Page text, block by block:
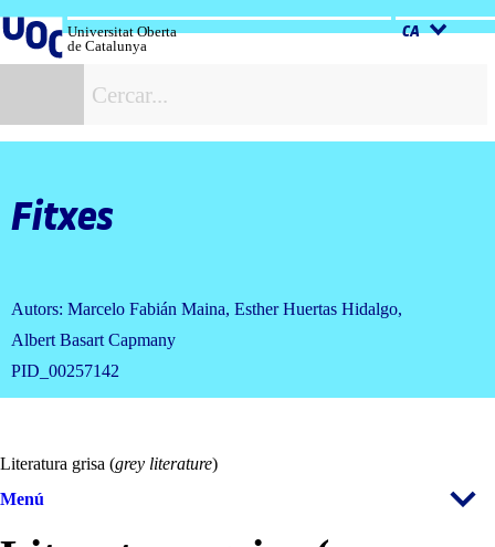
al
contingut
Universitat Oberta
de Catalunya
CA
Fitxes
Autors: Marcelo Fabián Maina, Esther Huertas Hidalgo,
Albert Basart Capmany
PID_00257142
Literatura grisa (grey literature)
Menú